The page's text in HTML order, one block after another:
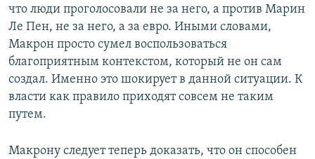
что люди проголосовали не за него, а против Марин
Ле Пен, не за него, а за евро. Иными словами,
Макрон просто сумел воспользоваться
благоприятным контекстом, который не он сам
создал. Именно это шокирует в данной ситуации. К
власти как правило приходят совсем не таким
путем.
Макрону следует теперь доказать, что он способен